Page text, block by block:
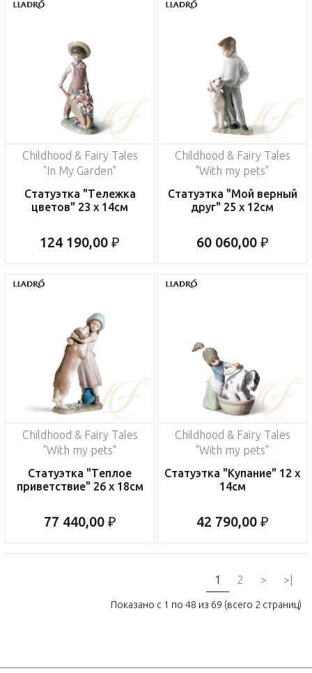
Childhood & Fairy Tales
"In My Garden"
Статуэтка "Тележка
цветов" 23 х 14см
124 190,00 ₽
Childhood & Fairy Tales
"With my pets"
Статуэтка "Мой верный
друг" 25 x 12см
60 060,00 ₽
Childhood & Fairy Tales
"With my pets"
Статуэтка "Теплое
приветствие" 26 x 18см
77 440,00 ₽
Childhood & Fairy Tales
"With my pets"
Статуэтка "Купание" 12 x
14см
42 790,00 ₽
1 2 > >|
Показано с 1 по 48 из 69 (всего 2 страниц)